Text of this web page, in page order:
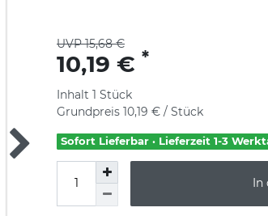
UVP 15,68 €
10,19 € *
Inhalt 1 Stück
Grundpreis 10,19 € / Stück
Sofort Lieferbar · Lieferzeit 1-3
In